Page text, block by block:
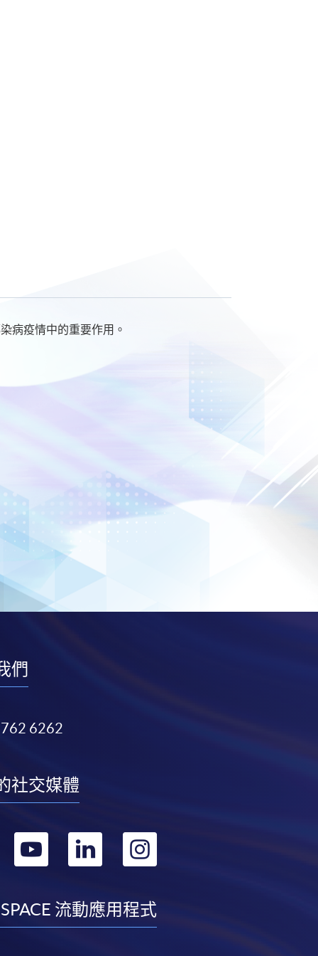
病疫情中的重要作用。
們
6262
社交媒體
轉
youtube
轉
linkedininstagram
流動應用程式